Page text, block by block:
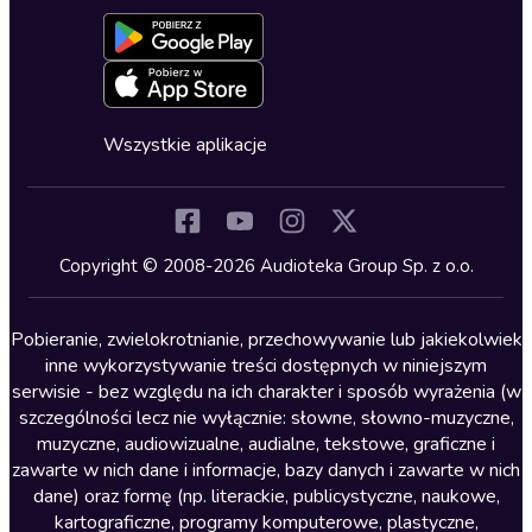
Dla młodzieży
Kryminały
Lektury szkolne
Literatura anglojęzyczna
Literatura faktu
Literatura obyczajowa
Literatura piękna obca
Literatura piękna polska
Formularz zgłaszania nielegalnych treści
Deklaracja dostępności
Oferta dla firm i bibliotek
Blog
Zapowiedzi
Cykle audiobooków
Wszystkie aplikacje
Copyright © 2008-2026 Audioteka Group Sp. z o.o.
Pobieranie, zwielokrotnianie, przechowywanie lub jakiekolwiek
inne wykorzystywanie treści dostępnych w niniejszym
serwisie - bez względu na ich charakter i sposób wyrażenia (w
szczególności lecz nie wyłącznie: słowne, słowno-muzyczne,
muzyczne, audiowizualne, audialne, tekstowe, graficzne i
zawarte w nich dane i informacje, bazy danych i zawarte w nich
dane) oraz formę (np. literackie, publicystyczne, naukowe,
kartograficzne, programy komputerowe, plastyczne,